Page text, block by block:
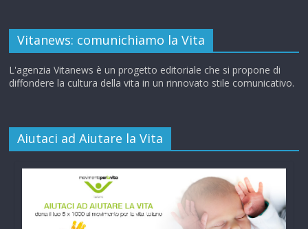
Vitanews: comunichiamo la Vita
L'agenzia Vitanews è un progetto editoriale che si propone di
diffondere la cultura della vita in un rinnovato stile comunicativo.
Aiutaci ad Aiutare la Vita